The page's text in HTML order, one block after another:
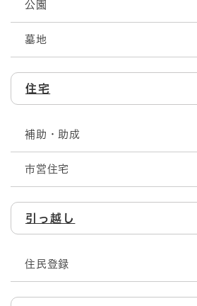
公園
墓地
住宅
補助・助成
市営住宅
引っ越し
住民登録